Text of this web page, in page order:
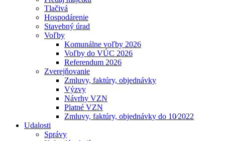
Tlačivá
Hospodárenie
Stavebný úrad
Voľby
Komunálne voľby 2026
Voľby do VÚC 2026
Referendum 2026
Zverejňovanie
Zmluvy, faktúry, objednávky
Výzvy
Návrhy VZN
Platné VZN
Zmluvy, faktúry, objednávky do 10⁄2022
Udalosti
Správy